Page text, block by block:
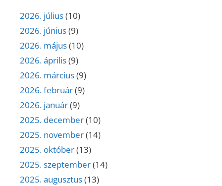
2026. július(10)
2026. június(9)
2026. május(10)
2026. április(9)
2026. március(9)
2026. február(9)
2026. január(9)
2025. december(10)
2025. november(14)
2025. október(13)
2025. szeptember(14)
2025. augusztus(13)